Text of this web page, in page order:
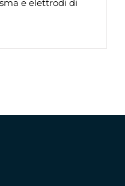
e elettrodi di